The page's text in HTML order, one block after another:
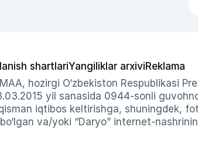
shartlariYangiliklar arxiviReklama
hozirgi O‘zbekiston Respublikasi
yil sanasida 0944-sonli
iqtibos keltirishga, shuningdek,
va/yoki “Daryo” internet-